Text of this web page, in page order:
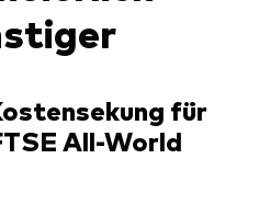
für
All-World